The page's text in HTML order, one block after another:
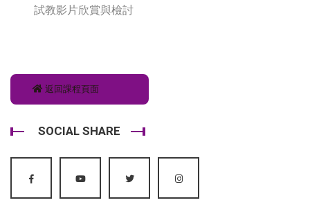
試教影片欣賞與檢討
返回課程頁面
SOCIAL SHARE